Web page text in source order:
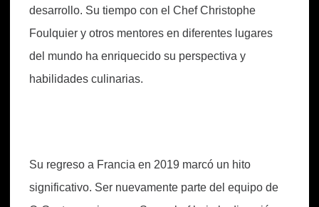
desarrollo. Su tiempo con el Chef Christophe
Foulquier y otros mentores en diferentes lugares
del mundo ha enriquecido su perspectiva y
habilidades culinarias.
Su regreso a Francia en 2019 marcó un hito
significativo. Ser nuevamente parte del equipo de